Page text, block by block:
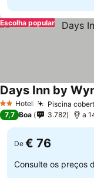
Escolha popular
2 Estrelas
Hotel Piscina
Days Inn by
7,7 Boa 3.782 a
De € 76
Consulte os preços